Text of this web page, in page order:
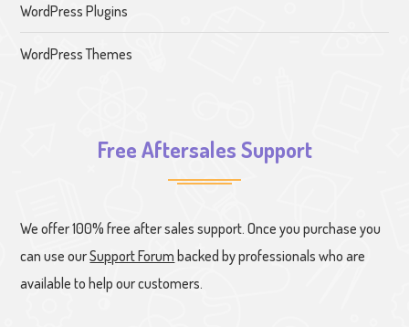
WordPress Plugins
WordPress Themes
Free Aftersales Support
We offer 100% free after sales support. Once you purchase you
can use ourSupport Forum backed by professionals who are
available to help our customers.